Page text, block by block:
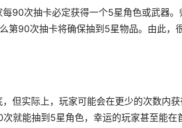
90次抽卡必定获得一个5星角色或武器
第90次抽卡将确保抽到5星物品。由此，
但实际上，玩家可能会在更少的次数内
次就能抽到5星角色，幸运的玩家甚至能